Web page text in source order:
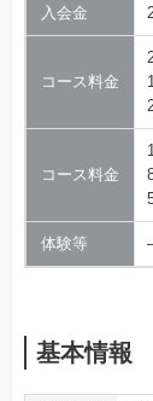
入会金
コース料金
コース料金
体験等
基本情報